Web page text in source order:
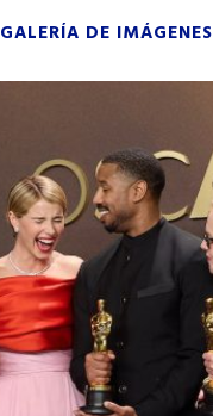
GALERÍA DE IMÁGENES